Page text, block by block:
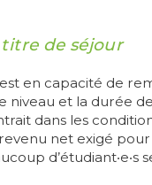
de séjour
en capacité de
niveau et la durée
dans les
net exigé